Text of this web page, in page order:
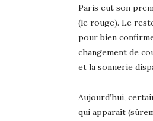
Paris eut son
(le rouge). Le
pour bien
changement de
et la sonnerie
Aujourd’hui,
qui apparaît